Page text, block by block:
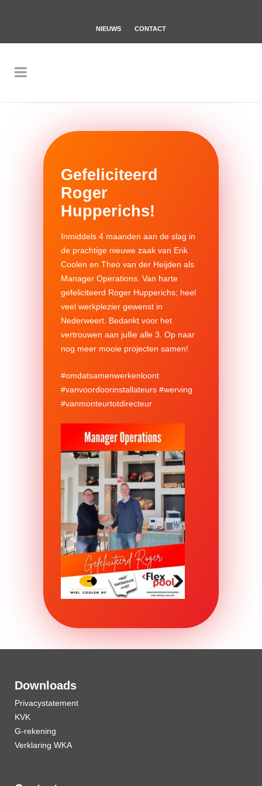
NIEUWS CONTACT
Gefeliciteerd
Roger
Hupperichs!
Inmiddels 4 maanden aan de slag in
de prachtige nieuwe zaak van Erik
Coolen en Theo van der Heijden als
Manager Operations. Van harte
gefeliciteerd Roger Hupperichs; heel
veel werkplezier gewenst in
Nederweert. Bedankt voor het
vertrouwen aan jullie alle 3. Op naar
nog meer mooie projecten samen!
#omdatsamenwerkenloont
#vanvoordoorinstallateurs #werving
#vanmonteurtotdirecteur
Downloads
Privacystatement
KVK
G-rekening
Verklaring WKA